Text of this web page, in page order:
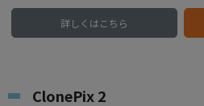
詳しくはこちら
ClonePix 2